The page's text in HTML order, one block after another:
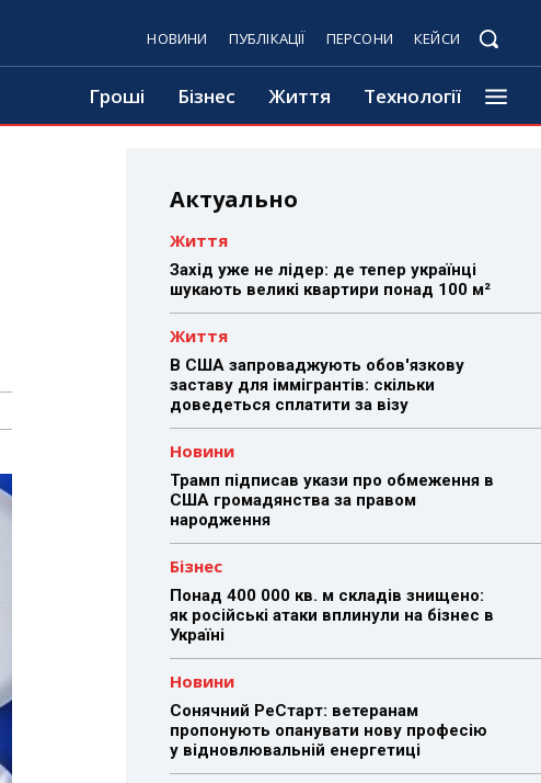
НОВИНИ ПУБЛІКАЦІЇ ПЕРСОНИ КЕЙСИ
Гроші Бізнес Життя Технології
Актуально
Життя
Захід уже не лідер: де тепер українці
шукають великі квартири понад 100 м²
Життя
В США запроваджують обов'язкову
заставу для іммігрантів: скільки
доведеться сплатити за візу
Новини
Трамп підписав укази про обмеження в
США громадянства за правом
народження
Бізнес
Понад 400 000 кв. м складів знищено:
як російські атаки вплинули на бізнес в
Україні
Новини
Сонячний РеСтарт: ветеранам
пропонують опанувати нову професію
у відновлювальній енергетиці